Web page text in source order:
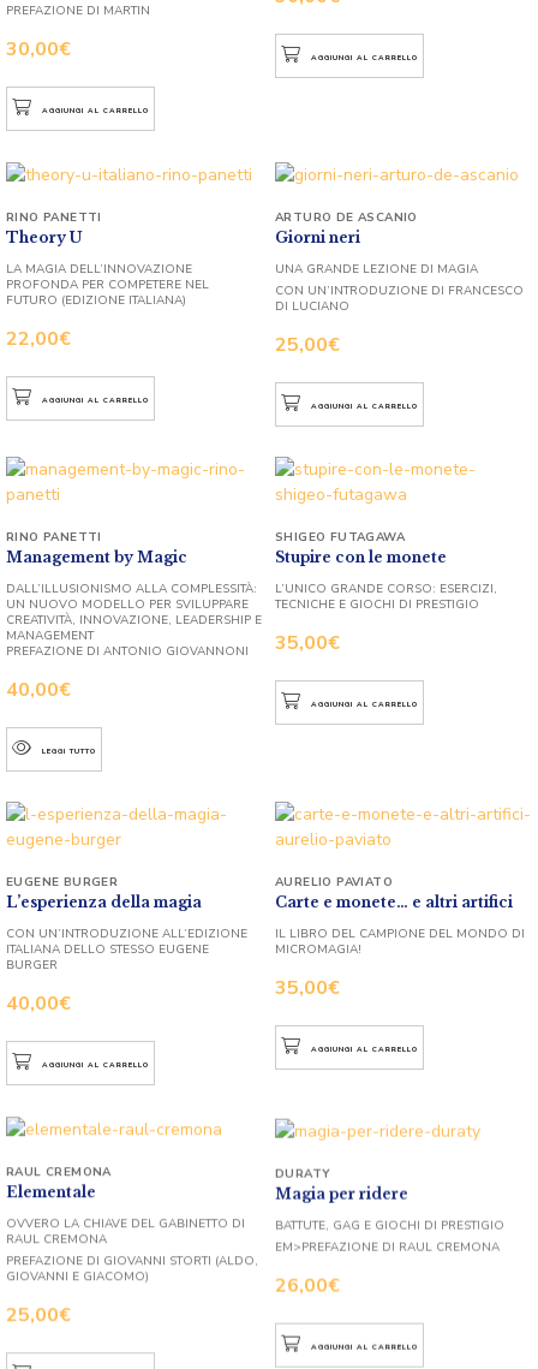
30,00€
PREFAZIONE DI MARTIN
AGGIUNGI AL CARRELLO
AGGIUNGI AL CARRELLO
Theory U
22,00€
RINO PANETTI
LA MAGIA DELL’INNOVAZIONE
PROFONDA PER COMPETERE NEL
FUTURO (EDIZIONE ITALIANA)
AGGIUNGI AL CARRELLO
Giorni neri
25,00€
ARTURO DE ASCANIO
UNA GRANDE LEZIONE DI MAGIA
CON UN’INTRODUZIONE DI FRANCESCO
DI LUCIANO
AGGIUNGI AL CARRELLO
Management by Magic
40,00€
RINO PANETTI
DALL’ILLUSIONISMO ALLA COMPLESSITÀ:
UN NUOVO MODELLO PER SVILUPPARE
CREATIVITÀ, INNOVAZIONE, LEADERSHIP E
MANAGEMENT
PREFAZIONE DI ANTONIO GIOVANNONI
LEGGI TUTTO
Stupire con le monete
35,00€
SHIGEO FUTAGAWA
L’UNICO GRANDE CORSO: ESERCIZI,
TECNICHE E GIOCHI DI PRESTIGIO
AGGIUNGI AL CARRELLO
L’esperienza della magia
40,00€
EUGENE BURGER
CON UN’INTRODUZIONE ALL’EDIZIONE
ITALIANA DELLO STESSO EUGENE
BURGER
AGGIUNGI AL CARRELLO
Carte e monete… e altri artifici
35,00€
AURELIO PAVIATO
IL LIBRO DEL CAMPIONE DEL MONDO DI
MICROMAGIA!
AGGIUNGI AL CARRELLO
Elementale
25,00€
RAUL CREMONA
OVVERO LA CHIAVE DEL GABINETTO DI
RAUL CREMONA
PREFAZIONE DI GIOVANNI STORTI (ALDO,
GIOVANNI E GIACOMO)
Magia per ridere
26,00€
DURATY
BATTUTE, GAG E GIOCHI DI PRESTIGIO
EM>PREFAZIONE DI RAUL CREMONA
AGGIUNGI AL CARRELLO